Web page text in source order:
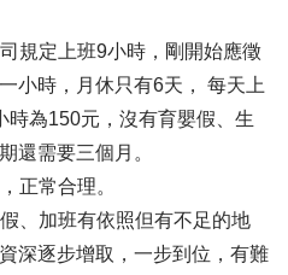
規定上班9小時，剛開始應徵
小時，月休只有6天， 每天上
時為150元，沒有育嬰假、生
還需要三個月。
正常合理。
、加班有依照但有不足的地
深逐步增取，一步到位，有難